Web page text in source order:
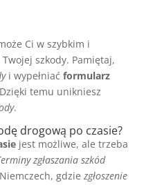
Ci w szybkim i
szkody. Pamiętaj,
i wypełniać formularz
temu unikniesz
.
drogową po czasie?
jest możliwe, ale trzeba
zgłaszania szkód
gdzie zgłoszenie